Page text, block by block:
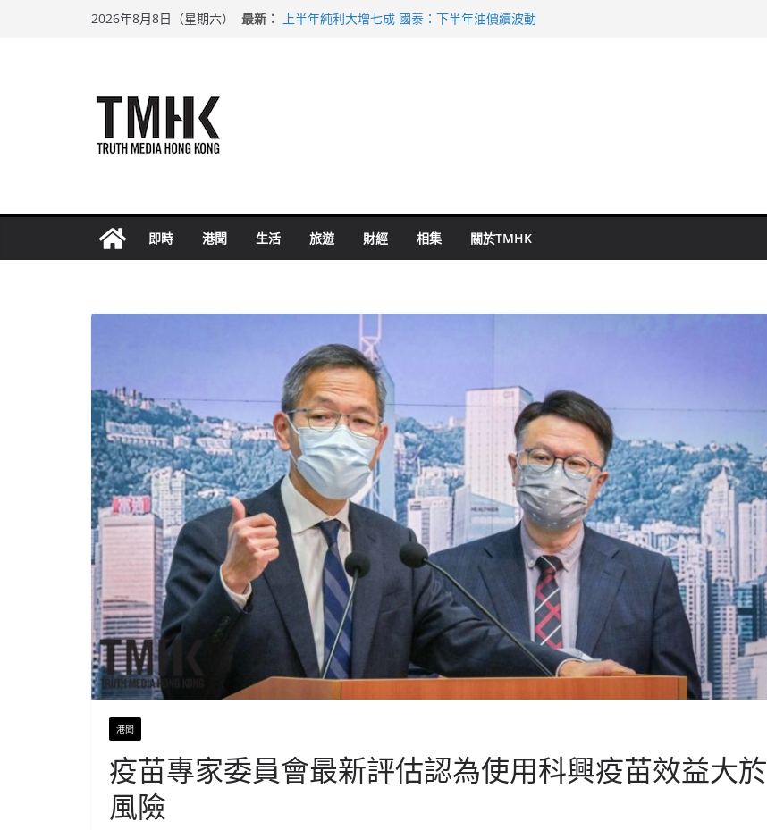
2026年8月8日（星期六） 最新：
上半年純利大增七成 國泰：下半年油價續波動
即時 港聞 生活 旅遊 財經 相集 關於TMHK
港聞
疫苗專家委員會最新評估認為使用科興疫苗效益大於
風險